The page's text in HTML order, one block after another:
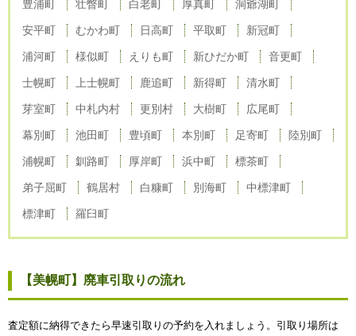
豊浦町 壮瞥町 白老町 厚真町 洞爺湖町
安平町 むかわ町 日高町 平取町 新冠町
浦河町 様似町 えりも町 新ひだか町 音更町
士幌町 上士幌町 鹿追町 新得町 清水町
芽室町 中札内村 更別村 大樹町 広尾町
幕別町 池田町 豊頃町 本別町 足寄町 陸別町
浦幌町 釧路町 厚岸町 浜中町 標茶町
弟子屈町 鶴居村 白糠町 別海町 中標津町
標津町 羅臼町
【美幌町】廃車引取りの流れ
査定額に納得できたら早速引取りの予約を入れましょう。引取り場所は